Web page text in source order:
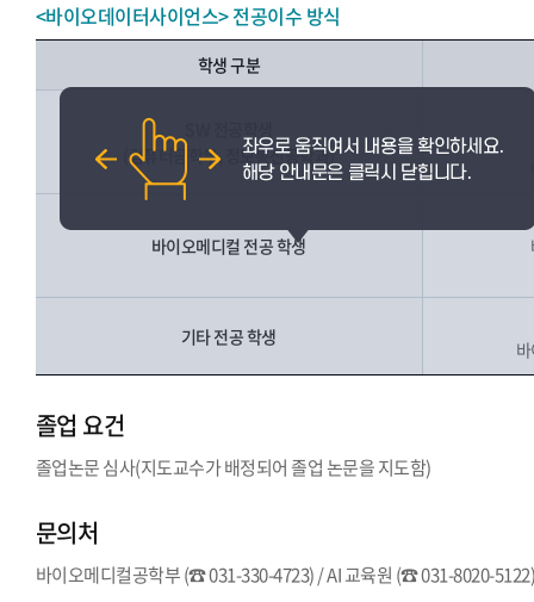
<바이오데이터사이언스> 전공이수 방식
학생 구분
(컴퓨터공학부, 정보통신공학과)
바이오메디컬 전공 학생
기타 전공 학생
졸업 요건
졸업논문 심사(지도교수가 배정되어 졸업 논문을 지도함)
문의처
바이오메디컬공학부 (☎ 031-330-4723) / AI 교육원 (☎ 031-8020-